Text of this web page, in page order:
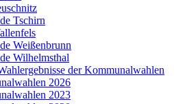
Tschirn
Weißenbrunn
Wilhelmsthal
der Kommunalwahlen
2026
2023